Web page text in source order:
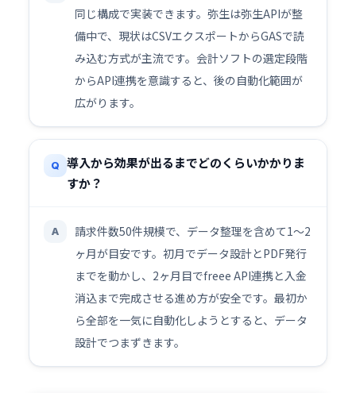
同じ構成で実装できます。弥生は弥生APIが整
備中で、現状はCSVエクスポートからGASで読
み込む方式が主流です。会計ソフトの選定段階
からAPI連携を意識すると、後の自動化範囲が
広がります。
Q
導入から効果が出るまでどのくらいかかりま
すか？
A
請求件数50件規模で、データ整理を含めて1〜2
ヶ月が目安です。初月でデータ設計とPDF発行
までを動かし、2ヶ月目でfreee API連携と入金
消込まで完成させる進め方が安全です。最初か
ら全部を一気に自動化しようとすると、データ
設計でつまずきます。